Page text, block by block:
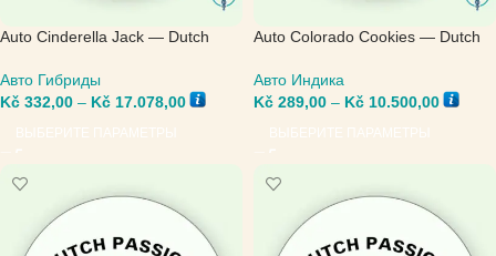
Auto Cinderella Jack — Dutch
Авто Гибриды
Kč 332,00 – Kč 17.078,00
Auto Colorado Cookies — Dutch
Авто Индика
Kč 289,00 – Kč 10.500,00